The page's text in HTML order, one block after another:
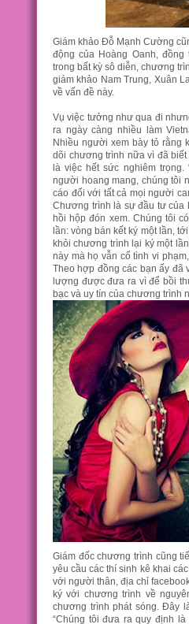
Giám khảo Đỗ Mạnh Cường
động của Hoàng Oanh,
trong bất kỳ sô diễn, chương
giám khảo Nam Trung, Xuân
về vấn đề này.
Vụ việc tưởng như qua đi
ra ngày càng nhiều làm
Nhiều người xem bày tỏ rằng
dõi chương trình nữa vì đã
là việc hết sức nghiêm trọng.
người hoang mang, chúng tôi
cáo đối với tất cả mọi người
Chương trình là sự đầu tư của
hồi hộp đón xem. Chúng tôi
lần: vòng bán kết ký một lần,
khỏi chương trình lại ký một
này mà họ vẫn cố tình vi
Theo hợp đồng các bạn ấy đã
lượng được đưa ra vì để bồi
bạc và uy tín của chương trình
Giám đốc chương trình cũng
yêu cầu các thí sinh kê khai
với người thân, địa chỉ
ký với chương trình về
chương trình phát sóng. Đây
“Chúng tôi đưa ra quy định